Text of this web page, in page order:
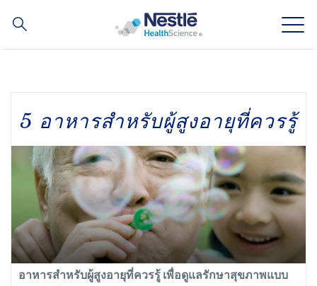
เกี่ยวกับเรา
บุคลากรของเรา
การลงทุนและหุ้นส่วนทางธุรกิจของเรา
5 อาหารสำหรับผู้สูงอายุที่ควรรู้
อาหารสำหรับผู้สูงอายุที่ควรรู้ เพื่อดูแลรักษาสุขภาพแบบ